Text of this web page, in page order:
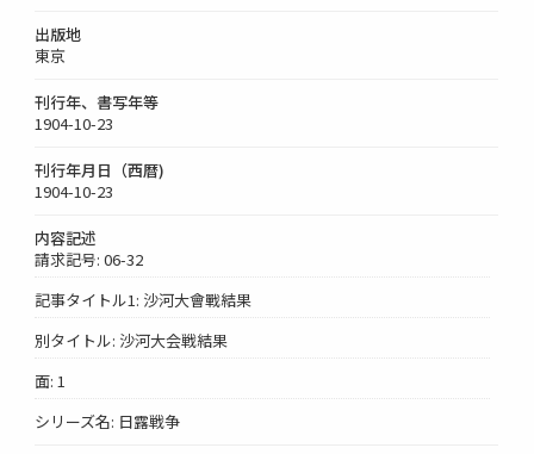
出版地
東京
刊行年、書写年等
1904-10-23
刊行年月日（西暦)
1904-10-23
内容記述
請求記号: 06-32
記事タイトル1: 沙河大會戰結果
別タイトル: 沙河大会戦結果
面: 1
シリーズ名: 日露戦争